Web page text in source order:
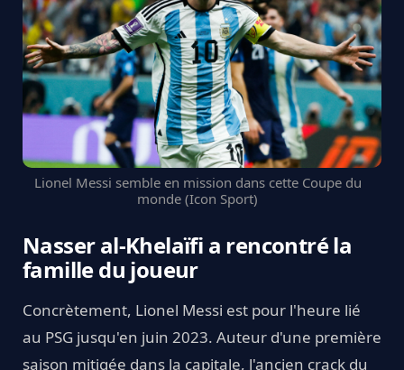
Lionel Messi semble en mission dans cette Coupe du
monde (Icon Sport)
Nasser al-Khelaïfi a rencontré la
famille du joueur
Concrètement, Lionel Messi est pour l'heure lié
au PSG jusqu'en juin 2023. Auteur d'une première
saison mitigée dans la capitale, l'ancien crack du